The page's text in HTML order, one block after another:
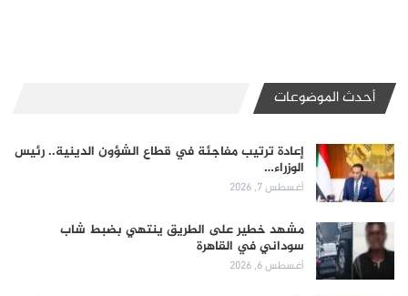
أحدث الموضوعات
إعادة ترتيب مفاجئة في قطاع الشؤون الدينية.. رئيس
الوزراء…
أغسطس 7, 2026
مشهد خطير على الطريق ينتهي بضبط شاب
سوداني في القاهرة
أغسطس 6, 2026